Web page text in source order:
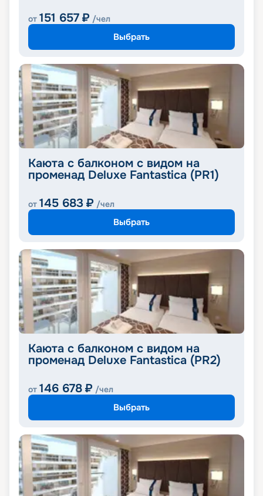
от 151 657 ₽ /чел
Выбрать
Каюта с балконом с видом на
променад Deluxe Fantastica (PR1)
от 145 683 ₽ /чел
Выбрать
Каюта с балконом с видом на
променад Deluxe Fantastica (PR2)
от 146 678 ₽ /чел
Выбрать